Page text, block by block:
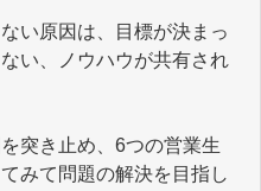
い原因は、目標が決まっ
い、ノウハウが共有され
突き止め、6つの営業生
みて問題の解決を目指し